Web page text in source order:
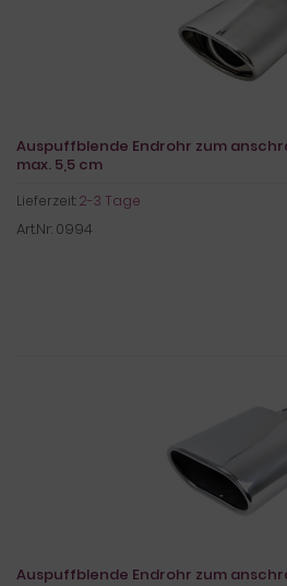
Auspuffblende Endrohr zum
max. 5,5 cm
Lieferzeit:2-3 Tage
Art.Nr: 0994
Auspuffblende Endrohr zum